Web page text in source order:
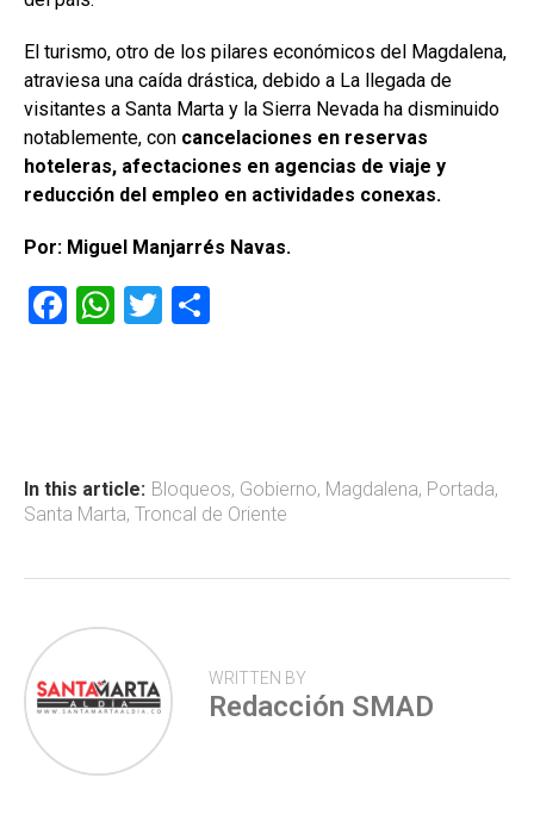
El turismo, otro de los pilares económicos del Magdalena,
atraviesa una caída drástica, debido a La llegada de
visitantes a Santa Marta y la Sierra Nevada ha disminuido
notablemente, con cancelaciones en reservas
hoteleras, afectaciones en agencias de viaje y
reducción del empleo en actividades conexas.
Por: Miguel Manjarrés Navas.
F
ok
W
p
p
T
tir
In this article: Bloqueos, Gobierno, Magdalena, Portada,
Santa Marta, Troncal de Oriente
WRITTEN BY
Redacción SMAD